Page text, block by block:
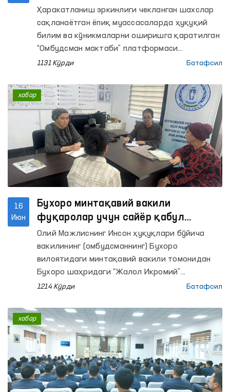
ўтказилмоқда
Ҳаракатланиш эркинлиги чекланган шахслар
сақланаётган ёпиқ муассасаларда ҳуқуқий
билим ва кўникмаларни оширишга қаратилган
“Омбудсман мактаби” платформаси
доирасидаги тадбирлар давом этмоқда.
1131 Кўрди Батафсил
16
Июн
Бухоро минтақавий вакили
фуқаролар учун сайёр қабул
ўтказди
Олий Мажлиснинг Инсон ҳуқуқлари бўйича
вакилининг (омбудсманнинг) Бухоро
вилоятидаги минтақавий вакили томонидан
Бухоро шаҳридаги “Жалол Икромий”
маҳалласида фуқаролар мурожаатларини
1214 Кўрди Батафсил
хабар
хабар